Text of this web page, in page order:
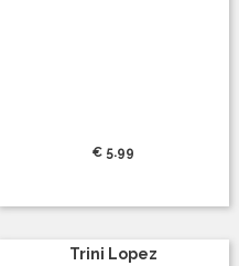
€ 5.99
Trini Lopez